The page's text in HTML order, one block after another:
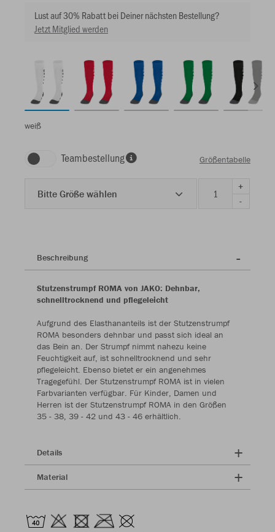
Lust auf 30% Rabatt bei Deiner nächsten Bestellung?
Jetzt Mitglied werden
weiß
Teambestellung Größentabelle
Bitte Größe wählen
+
-
Beschreibung
Stutzenstrumpf ROMA von JAKO: Dehnbar,
schnelltrocknend und pflegeleicht
Aufgrund des Elasthananteils ist der Stutzenstrumpf
ROMA besonders dehnbar und passt sich ideal an
das Bein an. Der Strumpf nimmt nahezu keine
Feuchtigkeit auf, ist schnelltrocknend und sehr
pflegeleicht. Ebenso bietet er ein angenehmes
Tragegefühl. Der Stutzenstrumpf ROMA ist in vielen
Farbvarianten verfügbar. Für Kinder, Damen und
Herren ist der Stutzenstrumpf ROMA in den Größen
35 - 38, 39 - 42 und 43 - 46 erhältlich.
Details
Material